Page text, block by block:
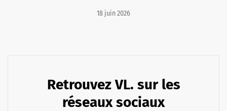
18 juin 2026
Retrouvez VL. sur les
réseaux sociaux